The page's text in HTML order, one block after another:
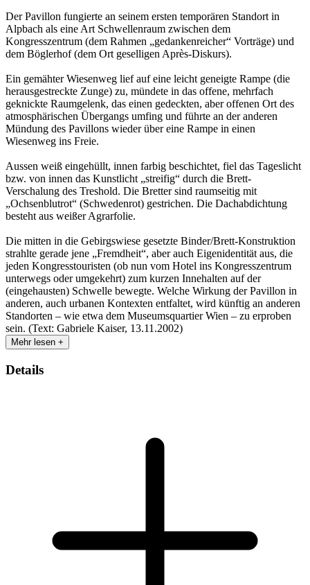
Der Pavillon fungierte an seinem ersten temporären Standort in
Alpbach als eine Art Schwellenraum zwischen dem
Kongresszentrum (dem Rahmen „gedankenreicher“ Vorträge) und
dem Böglerhof (dem Ort geselligen Après-Diskurs).
Ein gemähter Wiesenweg lief auf eine leicht geneigte Rampe (die
herausgestreckte Zunge) zu, mündete in das offene, mehrfach
geknickte Raumgelenk, das einen gedeckten, aber offenen Ort des
atmosphärischen Übergangs umfing und führte an der anderen
Mündung des Pavillons wieder über eine Rampe in einen
Wiesenweg ins Freie.
Aussen weiß eingehüllt, innen farbig beschichtet, fiel das Tageslicht
bzw. von innen das Kunstlicht „streifig“ durch die Brett-
Verschalung des Treshold. Die Bretter sind raumseitig mit
„Ochsenblutrot“ (Schwedenrot) gestrichen. Die Dachabdichtung
besteht aus weißer Agrarfolie.
Die mitten in die Gebirgswiese gesetzte Binder/Brett-Konstruktion
strahlte gerade jene „Fremdheit“, aber auch Eigenidentität aus, die
jeden Kongresstouristen (ob nun vom Hotel ins Kongresszentrum
unterwegs oder umgekehrt) zum kurzen Innehalten auf der
(eingehausten) Schwelle bewegte. Welche Wirkung der Pavillon in
anderen, auch urbanen Kontexten entfaltet, wird künftig an anderen
Standorten – wie etwa dem Museumsquartier Wien – zu erproben
sein. (Text: Gabriele Kaiser, 13.11.2002)
Mehr lesen +
Details